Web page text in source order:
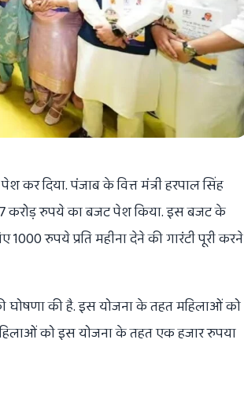
दिया. पंजाब के वित्त मंत्री हरपाल सिंह
करोड़ रुपये का बजट पेश किया. इस बजट के
रुपये प्रति महीना देने की गारंटी पूरी करने
घोषणा की है. इस योजना के तहत महिलाओं को
को इस योजना के तहत एक हजार रुपया